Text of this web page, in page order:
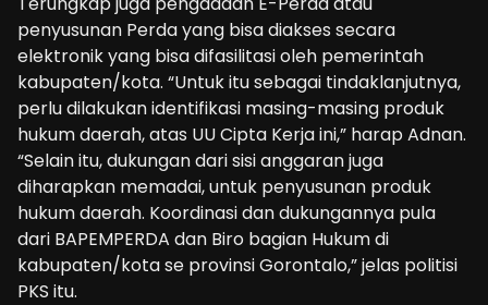
penyusunan Perda yang bisa diakses secara
elektronik yang bisa difasilitasi oleh pemerintah
kabupaten/kota. “Untuk itu sebagai tindaklanjutnya,
perlu dilakukan identifikasi masing-masing produk
hukum daerah, atas UU Cipta Kerja ini,” harap Adnan.
“Selain itu, dukungan dari sisi anggaran juga
diharapkan memadai, untuk penyusunan produk
hukum daerah. Koordinasi dan dukungannya pula
dari BAPEMPERDA dan Biro bagian Hukum di
kabupaten/kota se provinsi Gorontalo,” jelas politisi
PKS itu.